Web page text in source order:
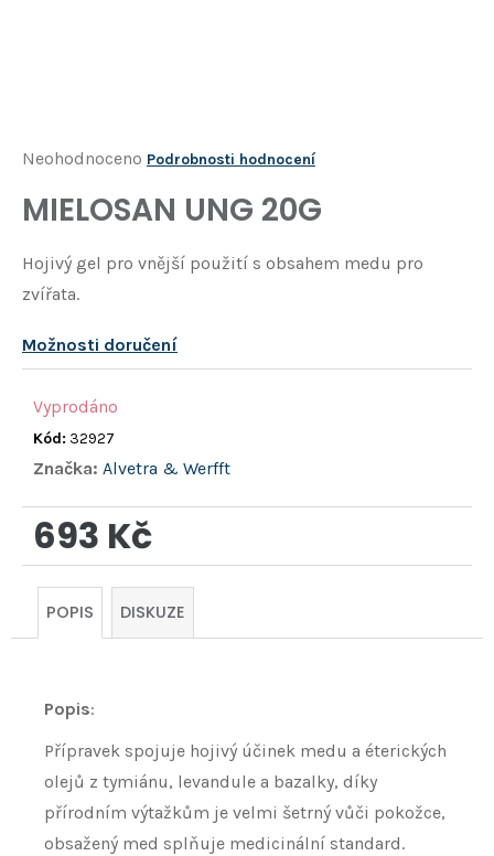
Průměrné
produktu
0,0
5
hvězdiček.
Neohodnoceno Podrobnosti hodnocení
MIELOSAN UNG 20G
Hojivý gel pro vnější použití s obsahem medu pro
zvířata.
Možnosti doručení
Vyprodáno
Kód: 32927
Značka: Alvetra & Werfft
693 Kč
Měrná
POPIS DISKUZE
Popis:
Přípravek spojuje hojivý účinek medu a éterických
olejů z tymiánu, levandule a bazalky, díky
přírodním výtažkům je velmi šetrný vůči pokožce,
obsažený med splňuje medicinální standard.
D
o
p
o
r
č
u
m
e